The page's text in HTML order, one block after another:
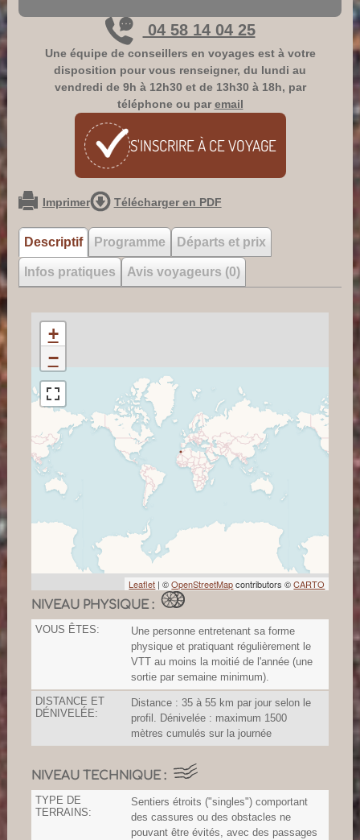
04 58 14 04 25
Une équipe de conseillers en voyages est à votre
disposition pour vous renseigner, du lundi au
vendredi de 9h à 12h30 et de 13h30 à 18h, par
téléphone ou paremail
S'INSCRIRE À CEVOYAGE
Imprimer Télécharger en PDF
Descriptif Programme Départs et prix
Infos pratiques Avis voyageurs (0)
+
−
Leaflet | ©OpenStreetMapcontributors ©CARTO
NIVEAU PHYSIQUE :
VOUS ÊTES:
Une personne entretenant sa forme
physique et pratiquant régulièrement le
VTT au moins la moitié de l'année (une
sortie par semaine minimum).
DISTANCE ET
DÉNIVELÉE:
Distance : 35 à 55 km par jour selon le
profil. Dénivelée : maximum 1500
mètres cumulés sur la journée
NIVEAU TECHNIQUE :
TYPE DE
TERRAINS:
Sentiers étroits ("singles") comportant
des cassures ou des obstacles ne
pouvant être évités, avec des passages